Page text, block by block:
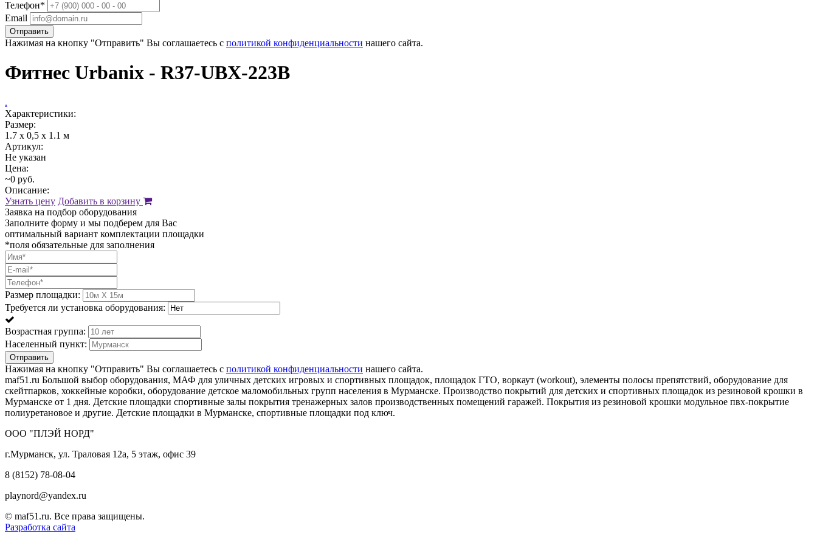
Телефон*
Email
Отправить
Нажимая на кнопку "Отправить" Вы соглашаетесь с политикой конфиденциальности нашего сайта.
Фитнес Urbanix - R37-UBX-223B
.
Характеристики:
Размер:
1.7 х 0,5 x 1.1 м
Артикул:
Не указан
Цена:
~0 руб.
Описание:
Узнать цену Добавить в корзину
Заявка на подбор оборудования
Заполните форму и мы подберем для Вас
оптимальный вариант комплектации площадки
*поля обязательные для заполнения
Размер площадки:
Требуется ли установка оборудования:
Возрастная группа:
Населенный пункт:
Отправить
Нажимая на кнопку "Отправить" Вы соглашаетесь с политикой конфиденциальности нашего сайта.
maf51.ru Большой выбор оборудования, МАФ для уличных детских игровых и спортивных площадок, площадок ГТО, воркаут (workout), элементы полосы препятствий, оборудование для
скейтпарков, хоккейные коробки, оборудование детское маломобильных групп населения в Мурманске. Производство покрытий для детских и спортивных площадок из резиновой крошки в
Мурманске от 1 дня. Детские площадки спортивные залы покрытия тренажерных залов производственных помещений гаражей. Покрытия из резиновой крошки модульное пвх-покрытие
полиуретановое и другие. Детские площадки в Мурманске, спортивные площадки под ключ.
ООО "ПЛЭЙ НОРД"
г.Мурманск, ул. Траловая 12а, 5 этаж, офис 39
8 (8152) 78-08-04
playnord@yandex.ru
© maf51.ru. Все права защищены.
Разработка сайта